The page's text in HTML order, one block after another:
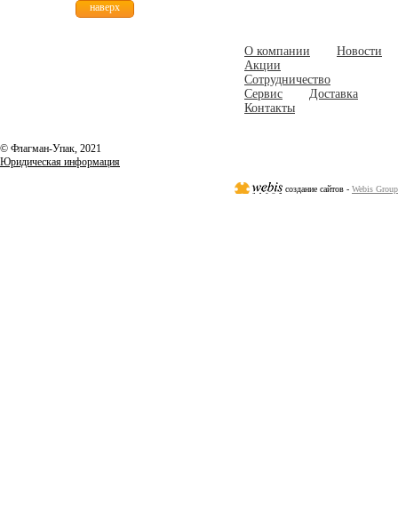
О компании
Новости
Акции
Сотрудничество
Сервис
Доставка
Контакты
© Флагман-Упак, 2021
Юридическая информация
создание сайтов - Webis Group
наверх